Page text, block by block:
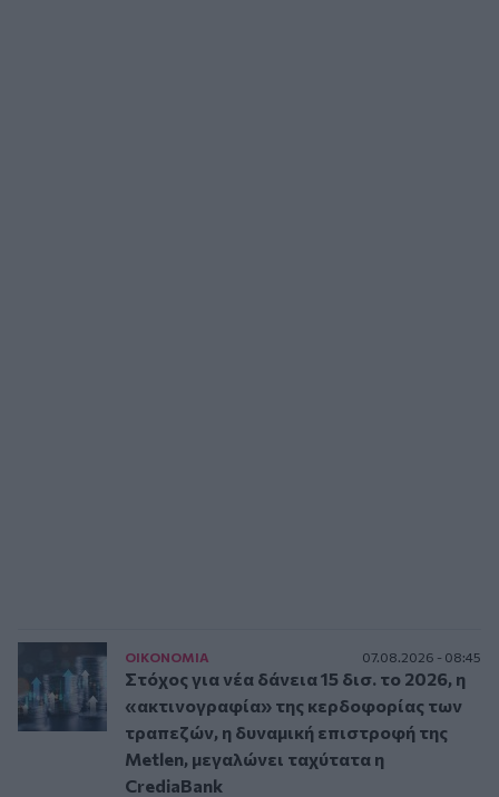
ΟΙΚΟΝΟΜΙΑ 07.08.2026 - 08:45
Στόχος για νέα δάνεια 15 δισ. το 2026, η
«ακτινογραφία» της κερδοφορίας των
τραπεζών, η δυναμική επιστροφή της
Metlen, μεγαλώνει ταχύτατα η
CrediaBank